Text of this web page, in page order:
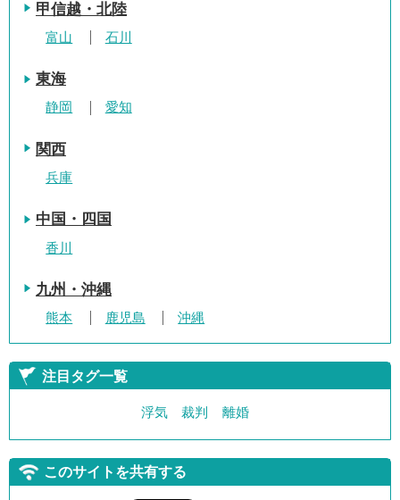
甲信越・北陸
富山 石川
東海
静岡 愛知
関西
兵庫
中国・四国
香川
九州・沖縄
熊本 鹿児島 沖縄
注目タグ一覧
浮気 裁判 離婚
このサイトを共有する